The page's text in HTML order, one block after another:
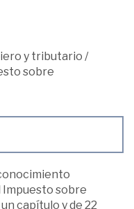
y tributario /
sobre
Impuesto sobre
capítulo y de 22